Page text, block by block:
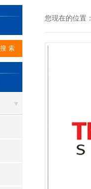
您现在的位置：